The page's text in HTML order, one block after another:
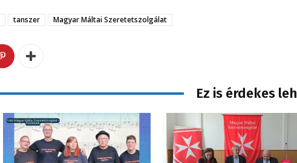
tanszer Magyar Máltai Szeretetszolgálat
Ez is érdekes